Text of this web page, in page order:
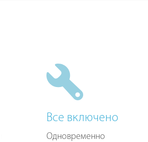
Все включено
Одновременно